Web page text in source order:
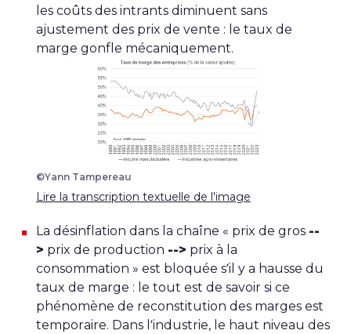
les coûts des intrants diminuent sans
ajustement des prix de vente : le taux de
marge gonfle mécaniquement.
©Yann Tampereau
Lire la transcription textuelle de l'image
La désinflation dans la chaîne « prix de gros --
> prix de production --> prix à la
consommation » est bloquée s’il y a hausse du
taux de marge : le tout est de savoir si ce
phénomène de reconstitution des marges est
temporaire. Dans l’industrie, le haut niveau des